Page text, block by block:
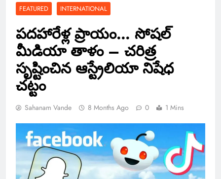
FEATURED INTERNATIONAL
పదహారేళ్ల ప్రాయం… సోషల్
మీడియా తాళం – చరిత్ర
సృష్టించిన ఆస్ట్రేలియా నిషేధ
చట్టం
Sahanam Vande 8 Months Ago 0 1 Mins